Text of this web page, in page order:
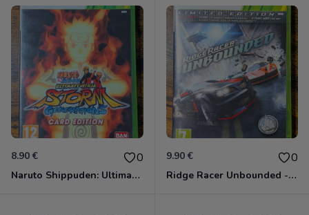
8.90 € 0
Naruto Shippuden: Ultimate Ninja Storm Generations - Card Edition Xbox 360
9.90 € 0
Ridge Racer Unbounded - Édition Limitée Xbox 360